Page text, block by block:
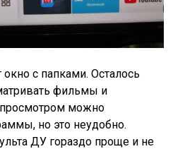
с папками. Осталось
фильмы и
просмотром можно
но это неудобно.
ДУ гораздо проще и не